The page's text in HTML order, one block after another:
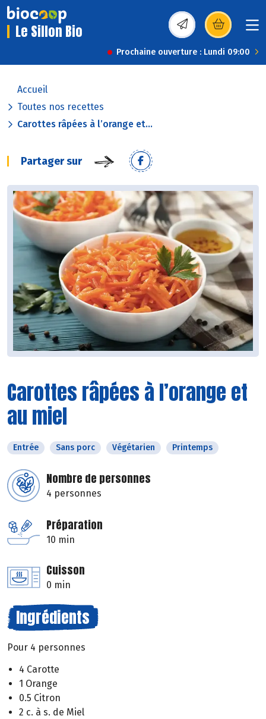
Le Sillon Bio (s’ouvre dans une
Prochaine ouverture : Lundi 09:00
Accueil
Toutes nos recettes
Carottes râpées à l’orange et...
Partager sur
Carottes râpées à l’orange et
au miel
Entrée Sans porc Végétarien Printemps
Nombre de personnes
4 personnes
Préparation
10 min
Cuisson
0 min
Ingrédients
Pour 4 personnes
4 Carotte
1 Orange
0.5 Citron
2 c. à s. de Miel